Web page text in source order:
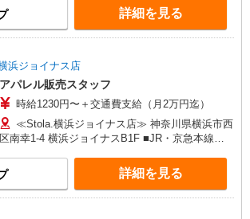
寺MIO店／阪神梅田本店／京都ポルタ店／阪急西
宮ガーデンズ店 ルクアイーレ大阪店／岡山一番街
／ミナモア広島店／博多阪急店／天神ソラリア
険にも加入していただきます！
詳細を見る
浜ジョイナス店
アパレル販売スタッフ
時給1230円〜＋交通費支給（月2万円迄）
≪Stola.横浜ジョイナス店≫ 神奈川県横浜市西
区南幸1-4 横浜ジョイナスB1F ■JR・京急本線・
駅」西口より徒歩3分
詳細を見る